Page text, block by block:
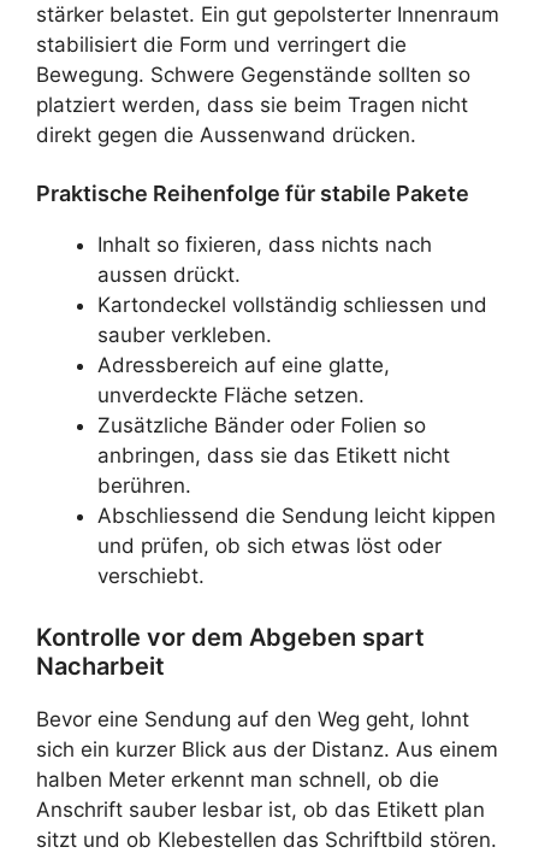
stärker belastet. Ein gut gepolsterter Innenraum
stabilisiert die Form und verringert die
Bewegung. Schwere Gegenstände sollten so
platziert werden, dass sie beim Tragen nicht
direkt gegen die Aussenwand drücken.
Praktische Reihenfolge für stabile Pakete
Inhalt so fixieren, dass nichts nach
aussen drückt.
Kartondeckel vollständig schliessen und
sauber verkleben.
Adressbereich auf eine glatte,
unverdeckte Fläche setzen.
Zusätzliche Bänder oder Folien so
anbringen, dass sie das Etikett nicht
berühren.
Abschliessend die Sendung leicht kippen
und prüfen, ob sich etwas löst oder
verschiebt.
Kontrolle vor dem Abgeben spart
Nacharbeit
Bevor eine Sendung auf den Weg geht, lohnt
sich ein kurzer Blick aus der Distanz. Aus einem
halben Meter erkennt man schnell, ob die
Anschrift sauber lesbar ist, ob das Etikett plan
sitzt und ob Klebestellen das Schriftbild stören.